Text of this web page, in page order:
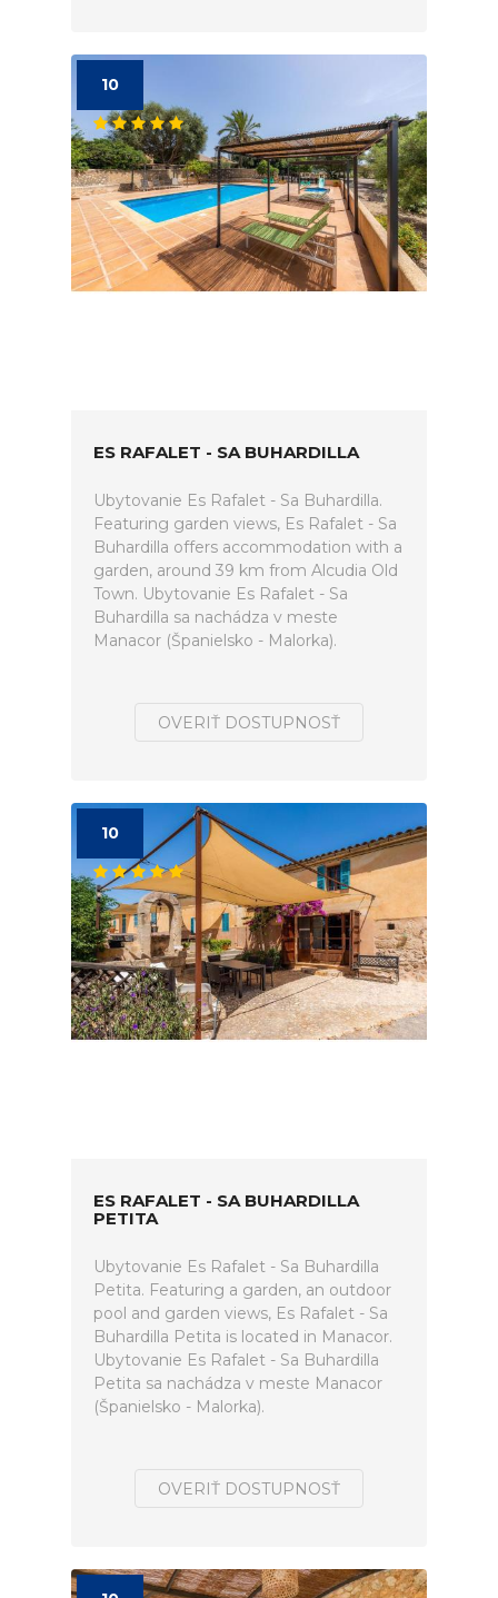
10
ES RAFALET - SA BUHARDILLA
Ubytovanie Es Rafalet - Sa Buhardilla.
Featuring garden views, Es Rafalet - Sa
Buhardilla offers accommodation with a
garden, around 39 km from Alcudia Old
Town. Ubytovanie Es Rafalet - Sa
Buhardilla sa nachádza v meste
Manacor (Španielsko - Malorka).
OVERIŤ DOSTUPNOSŤ
10
ES RAFALET - SA BUHARDILLA
PETITA
Ubytovanie Es Rafalet - Sa Buhardilla
Petita. Featuring a garden, an outdoor
pool and garden views, Es Rafalet - Sa
Buhardilla Petita is located in Manacor.
Ubytovanie Es Rafalet - Sa Buhardilla
Petita sa nachádza v meste Manacor
(Španielsko - Malorka).
OVERIŤ DOSTUPNOSŤ